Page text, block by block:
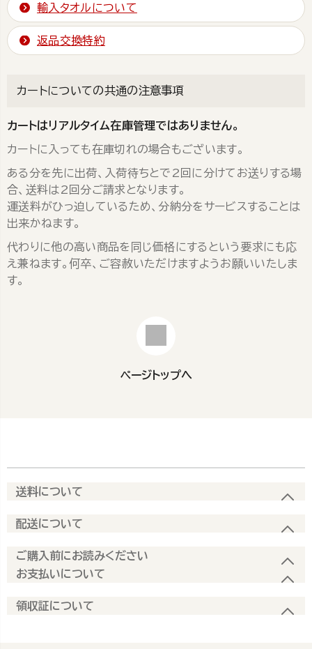
輸入タオルについて
返品交換特約
カートについての共通の注意事項
カートはリアルタイム在庫管理ではありません。
カートに入っても在庫切れの場合もございます。
ある分を先に出荷、入荷待ちとで2回に分けてお送りする場
合、送料は2回分ご請求となります。
運送料がひっ迫しているため、分納分をサービスすることは
出来かねます。
代わりに他の高い商品を同じ価格にするという要求にも応
え兼ねます。何卒、ご容赦いただけますようお願いいたしま
す。
ページトップへ
送料について
配送について
ご購入前にお読みください
お支払いについて
領収証について